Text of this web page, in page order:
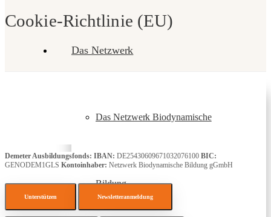
Das Netzwerk
Das Netzwerk Biodynamische
Bildung
Cookie-Richtlinie (EU)
Demeter Ausbildungsfonds: IBAN: DE25430609671032076100 BIC:
GENODEM1GLS Kontoinhaber: Netzwerk Biodynamische Bildung gGmbH
Unterstützen Newsletteranmeldung